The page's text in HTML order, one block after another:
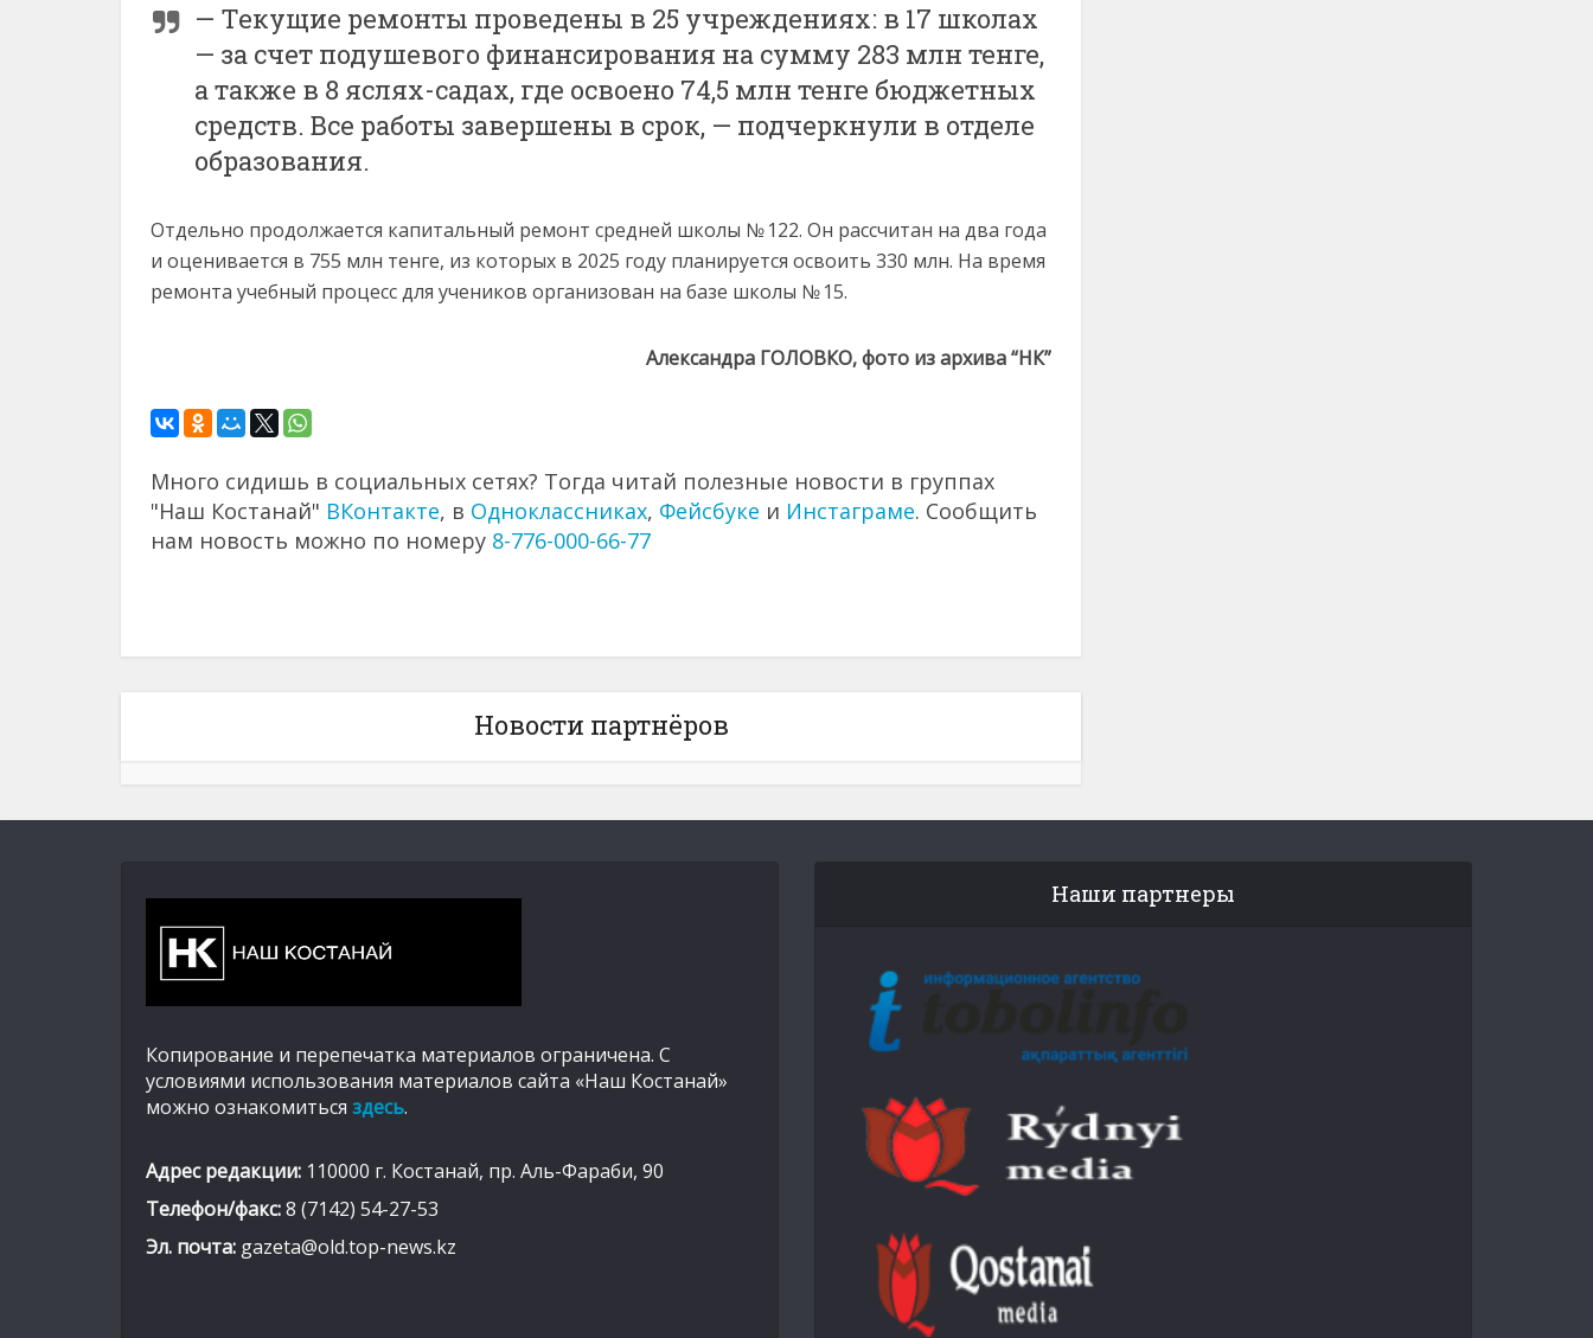
— Текущие ремонты проведены в 25 учреждениях: в 17 школах
— за счет подушевого финансирования на сумму 283 млн тенге,
а также в 8 яслях-садах, где освоено 74,5 млн тенге бюджетных
средств. Все работы завершены в срок, — подчеркнули в отделе
образования.
Отдельно продолжается капитальный ремонт средней школы № 122. Он рассчитан на два года
и оценивается в 755 млн тенге, из которых в 2025 году планируется освоить 330 млн. На время
ремонта учебный процесс для учеников организован на базе школы № 15.
Александра ГОЛОВКО, фото из архива “НК”
Много сидишь в социальных сетях? Тогда читай полезные новости в группах
"Наш Костанай" ВКонтакте, в Одноклассниках, Фейсбуке и Инстаграме. Сообщить
нам новость можно по номеру 8-776-000-66-77
Новости партнёров
Копирование и перепечатка материалов ограничена. С
условиями использования материалов сайта «Наш Костанай»
можно ознакомиться здесь.
Адрес редакции: 110000 г. Костанай, пр. Аль-Фараби, 90
Телефон/факс:8 (7142) 54-27-53
Эл. почта: gazeta@old.top-news.kz
Наши партнеры